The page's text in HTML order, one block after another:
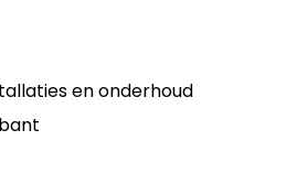
en onderhoud